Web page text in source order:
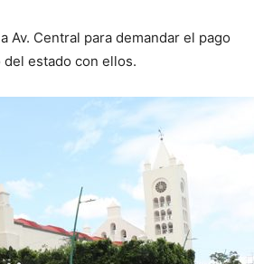
Av. Central para demandar el pago
estado con ellos.